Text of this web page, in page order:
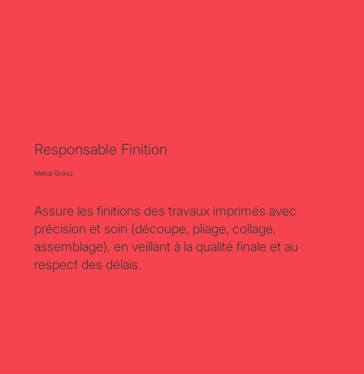
Responsable Finition
Mehdi Grouz
Assure les finitions des travaux imprimés avec
précision et soin (découpe, pliage, collage,
assemblage), en veillant à la qualité finale et au
respect des délais.